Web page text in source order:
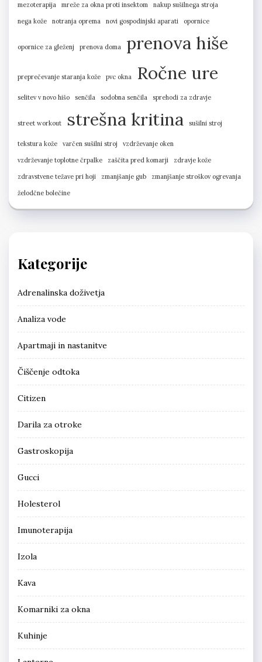
mezoterapija
mreže za okna proti insektom
nakup sušilnega stroja
nega kože
notranja oprema novi gospodinjski aparati opornice
opornice za gleženj prenova doma prenova hiše
preprečevanje staranja kože pvc okna Ročne ure
selitev v novo hišo senčila sodobna senčila sprehodi za zdravje
street workout strešna kritina sušilni stroj
tekstura kože varčen sušilni stroj
vzdrževanje oken
vzdrževanje toplotne črpalke
zaščita pred komarji
zdravje kože
zdravstvene težave pri hoji
zmanjšanje gub
zmanjšanje stroškov ogrevanja
želodčne bolečine
Kategorije
Adrenalinska doživetja
Analiza vode
Apartmaji in nastanitve
Čiščenje odtoka
Citizen
Darila za otroke
Gastroskopija
Gucci
Holesterol
Imunoterapija
Izola
Kava
Komarniki za okna
Kuhinje